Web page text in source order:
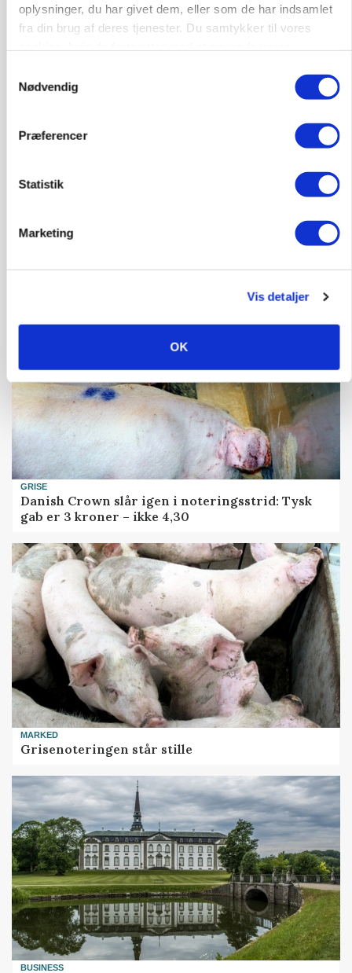
oplysninger, du har givet dem, eller som de har indsamlet
fra din brug af deres tjenester. Du samtykker til vores
Nødvendig
Præferencer
Statistik
Marketing
Vis detaljer
OK
Forserie til selvkørende skårlægger afprøves i år
Loading...
GRISE
Danish Crown slår igen i noteringsstrid: Tysk
gab er 3 kroner – ikke 4,30
MARKED
Grisenoteringen står stille
BUSINESS